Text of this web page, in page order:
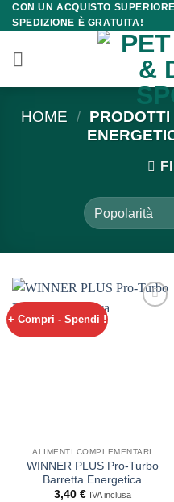
Salta
ai
contenuti
CON UN ACQUISTO
SPEDIZIONE È GRATUITA!
HOME /
+ Compri - Spendi !
ALIMENTI COMPLEMENTARI
WINNER PLUS Pro-Turbo
Barretta Energetica
3,40 € IVA inclusa